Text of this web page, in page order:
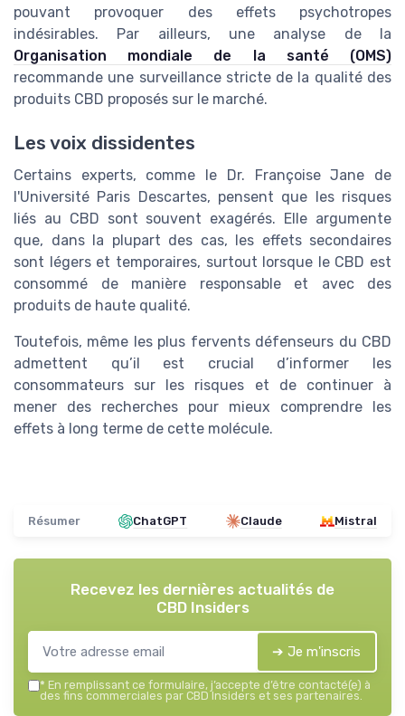
pouvant provoquer des effets psychotropes
indésirables. Par ailleurs, une analyse de la
Organisation mondiale de la santé (OMS)
recommande une surveillance stricte de la qualité des
produits CBD proposés sur le marché.
Les voix dissidentes
Certains experts, comme le Dr. Françoise Jane de
l'Université Paris Descartes, pensent que les risques
liés au CBD sont souvent exagérés. Elle argumente
que, dans la plupart des cas, les effets secondaires
sont légers et temporaires, surtout lorsque le CBD est
consommé de manière responsable et avec des
produits de haute qualité.
Toutefois, même les plus fervents défenseurs du CBD
admettent qu’il est crucial d’informer les
consommateurs sur les risques et de continuer à
mener des recherches pour mieux comprendre les
effets à long terme de cette molécule.
Résumer ChatGPT Claude Mistral
Recevez les dernières actualités de
CBD Insiders
➔ Je m'inscris
* En remplissant ce formulaire, j’accepte d’être contacté(e) à
des fins commerciales par CBD Insiders et ses partenaires.